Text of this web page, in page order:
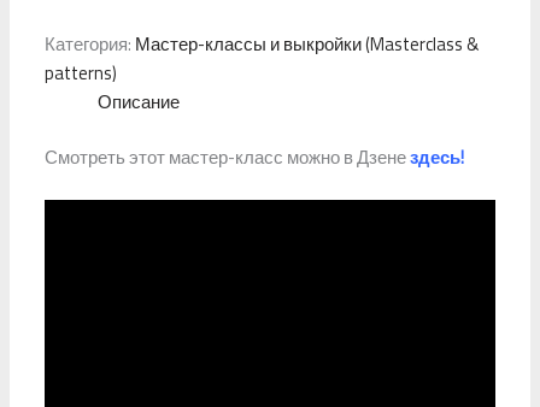
Категория: Мастер-классы и выкройки (Masterclass &
patterns)
Описание
Смотреть этот мастер-класс можно в Дзенездесь!